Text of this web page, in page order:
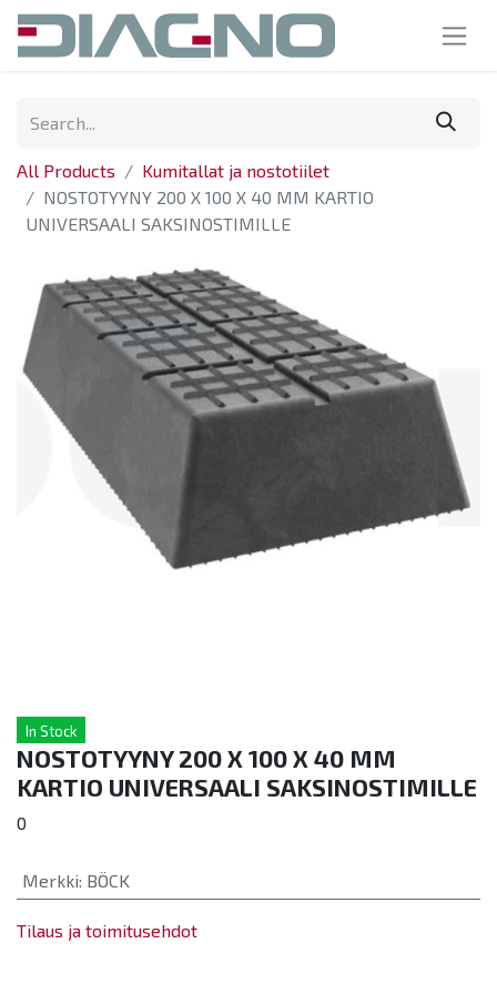
All Products
Kumitallat ja nostotiilet
NOSTOTYYNY 200 X 100 X 40 MM KARTIO
UNIVERSAALI SAKSINOSTIMILLE
In Stock
NOSTOTYYNY 200 X 100 X 40 MM
KARTIO UNIVERSAALI SAKSINOSTIMILLE
0
Merkki: BÖCK
Tilaus ja toimitusehdot